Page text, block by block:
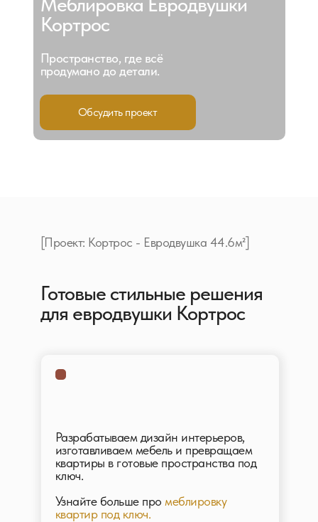
Кортрос
Обсудить проект
Пространство, где всё
продумано до детали.
[Проект: Кортрос - Евродвушка 44.6м²]
Готовые стильные решения
для евродвушки Кортрос
Разрабатываем дизайн интерьеров,
изготавливаем мебель и превращаем
квартиры в готовые пространства под
ключ.
Узнайте больше про меблировку
квартир под ключ.